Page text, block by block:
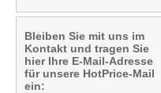
Bleiben Sie mit uns im
Kontakt und tragen Sie
hier Ihre E-Mail-Adresse
für unsere HotPrice-Mail
ein: